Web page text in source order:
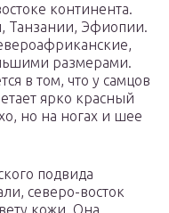
континента.
Танзании, Эфиопии.
размерами.
в том, что у самцов
ярко красный
но на ногах и шее
подвида
северо-восток
кожи. Она